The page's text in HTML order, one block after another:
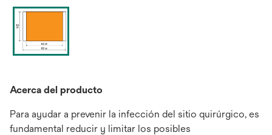
Acerca del producto
Para ayudar a prevenir la infección del sitio quirúrgico, es
fundamental reducir y limitar los posibles